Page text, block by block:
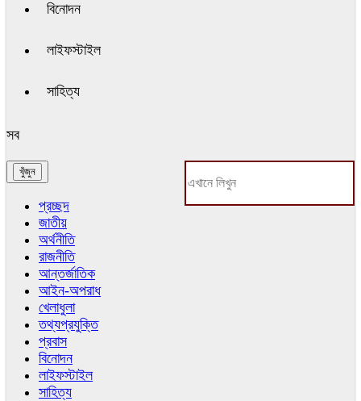
বিনোদন
লাইফস্টাইল
সাহিত্য
সব
প্রচ্ছদ
জাতীয়
অর্থনীতি
রাজনীতি
আন্তর্জাতিক
আইন-অপরাধ
খেলাধুলা
তথ্যপ্রযুক্তি
প্রবাস
বিনোদন
লাইফস্টাইল
সাহিত্য